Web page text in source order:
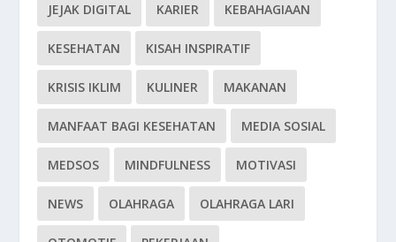
JEJAK DIGITAL KARIER KEBAHAGIAAN
KESEHATAN KISAH INSPIRATIF
KRISIS IKLIM KULINER MAKANAN
MANFAAT BAGI KESEHATAN MEDIA SOSIAL
MEDSOS MINDFULNESS MOTIVASI
NEWS OLAHRAGA OLAHRAGA LARI